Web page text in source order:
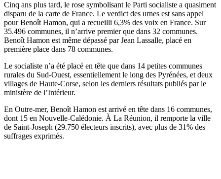
Cinq ans plus tard, le rose symbolisant le Parti socialiste a quasiment
disparu de la carte de France. Le verdict des urnes est sans appel
pour Benoît Hamon, qui a recueilli 6,3% des voix en France. Sur
35.496 communes, il n’arrive premier que dans 32 communes.
Benoît Hamon est même dépassé par Jean Lassalle, placé en
première place dans 78 communes.
Le socialiste n’a été placé en tête que dans 14 petites communes
rurales du Sud-Ouest, essentiellement le long des Pyrénées, et deux
villages de Haute-Corse, selon les derniers résultats publiés par le
ministère de l’Intérieur.
En Outre-mer, Benoît Hamon est arrivé en tête dans 16 communes,
dont 15 en Nouvelle-Calédonie. À La Réunion, il remporte la ville
de Saint-Joseph (29.750 électeurs inscrits), avec plus de 31% des
suffrages exprimés.